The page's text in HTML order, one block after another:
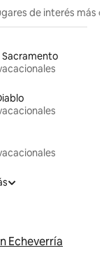
de interés más
Sacramento
Echeverría